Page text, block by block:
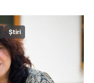
Știri